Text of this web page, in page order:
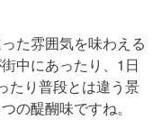
た雰囲気を味わえる
中にあったり、1日
たり普段とは違う景
の醍醐味ですね。